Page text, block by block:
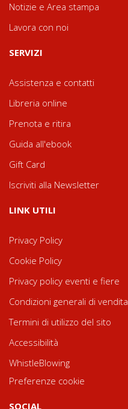
Notizie e Area stampa
Lavora con noi
SERVIZI
Assistenza e contatti
Libreria online
Prenota e ritira
Guida all'ebook
Gift Card
Iscriviti alla Newsletter
LINK UTILI
Privacy Policy
Cookie Policy
Privacy policy eventi e fiere
Condizioni generali di vendita
Termini di utilizzo del sito
Accessibilità
WhistleBlowing
Preferenze cookie
SOCIAL